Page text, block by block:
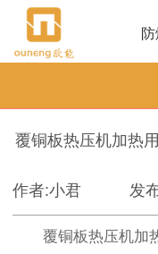
覆铜板热压机加热
作者:小君
发
覆铜板热压机加